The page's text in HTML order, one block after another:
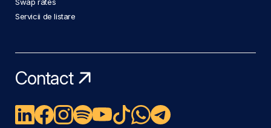
Servicii de listare
Contact